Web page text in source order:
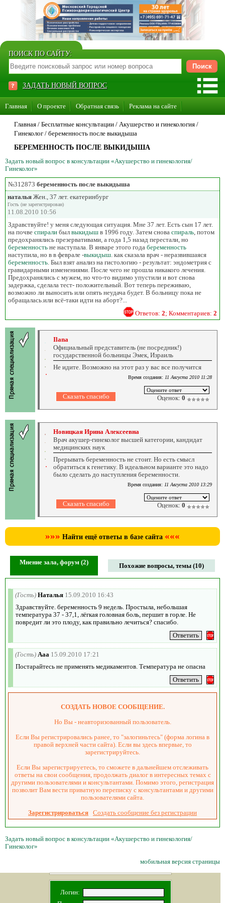
ПОИСК ПО САЙТУ:
ЗАДАТЬ НОВЫЙ ВОПРОС
Главная О проекте Обратная связь Реклама на сайте
Стать консультантом нашего сайта
Главная / Бесплатные консультации / Акушерство и гинекология /
Гинеколог / беременность после выкидыша
БЕРЕМЕННОСТЬ ПОСЛЕ ВЫКИДЫША
Задать новый вопрос в консультации «Акушерство и гинекология/
Гинеколог»
№312873 беременность после выкидыша
наталья Жен., 37 лет. екатеринбург
Гость (не зарегистрирован)
11.08.2010 10:56
Здравствуйте! у меня следующая ситуация. Мне 37 лет. Есть сын 17 лет.
на почве спирали был выкидыш в 1996 году. Затем снова спираль , потом
предохранялись презервативами, а года 1,5 назад перестали, но
беременность не наступала. В январе этого года беременность
наступила, но в в феврале -выкидыш . как сказала врач - неразвившаяся
беременность . Был взят анализ на гистологию - результат: эндометрия с
гравидарными изменениями. После чего не прошла никакого лечения.
Предохранялись с мужем, но что-то видимо упустили и вот снова
задержка, сделала тест- положительный. Вот теперь переживаю,
возможно ли выносить или опять неудача будет. В больницу пока не
обращалась.или всё-таки идти на аборт?...
Ответов: 2; Комментариев: 2
Ilana
Официальный представитель (не посредник!)
государственной больницы Эмек, Израиль
Не идите. Возможно на этот раз у вас все получится
Время создания: 11 Августа 2010 11:28
Оценок: 0
Новицкая Ирина Алексеевна
Врач акушер-гинеколог высшей категории, кандидат
медицинских наук
Прерывать беременность не стоит. Но есть смысл
обратиться к генетику. В идеальном варианте это надо
было сделать до наступления беременности.
Время создания: 11 Августа 2010 13:29
Оценок: 0
»»» Найти ещё ответы в базе сайта «««
Мнение зала, форум (2) Похожие вопросы, темы (10)
(Гость) Наталья 15.09.2010 16:43
Здравствуйте. беременность 9 недель. Простыла, небольшая
температура 37 - 37,1, лёгкая головная боль, першит в горле. Не
повредит ли это плоду, как правильно лечиться? спасибо.
(Гость) Ааа 15.09.2010 17:21
Постарайтесь не применять медикаментов. Температура не опасна
СОЗДАТЬ НОВОЕ СООБЩЕНИЕ.
Но Вы - неавторизованный пользователь.
Если Вы регистрировались ранее, то "залогиньтесь" (форма логина в
правой верхней части сайта). Если вы здесь впервые, то
зарегистрируйтесь.
Если Вы зарегистрируетесь, то сможете в дальнейшем отслеживать
ответы на свои сообщения, продолжать диалог в интересных темах с
другими пользователями и консультантами. Помимо этого, регистрация
позволит Вам вести приватную переписку с консультантами и другими
пользователями сайта.
Зарегистрироваться Создать сообщение без регистрации
Задать новый вопрос в консультации «Акушерство и гинекология/
Гинеколог»
мобильная версия страницы
Логин: